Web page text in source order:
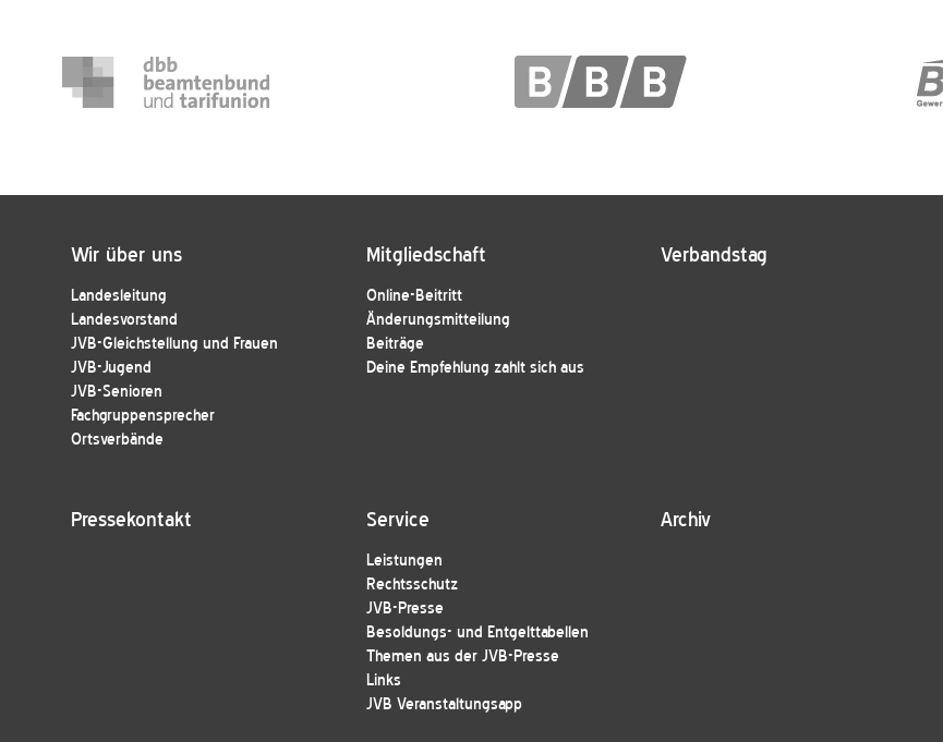
Wir über uns
Landesleitung
Landesvorstand
JVB-Gleichstellung und Frauen
JVB-Jugend
JVB-Senioren
Fachgruppensprecher
Ortsverbände
Mitgliedschaft
Online-Beitritt
Änderungsmitteilung
Beiträge
Deine Empfehlung zahlt sich aus
Verbandstag
Pressekontakt Service
Leistungen
Rechtsschutz
JVB-Presse
Besoldungs- und Entgelttabellen
Themen aus der JVB-Presse
Links
JVB Veranstaltungsapp
Archiv